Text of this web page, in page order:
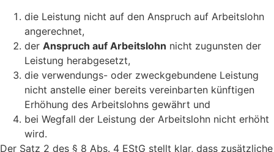
die Leistung nicht auf den Anspruch auf Arbeitslohn
angerechnet,
der Anspruch auf Arbeitslohn nicht zugunsten der
Leistung herabgesetzt,
die verwendungs- oder zweckgebundene Leistung
nicht anstelle einer bereits vereinbarten künftigen
Erhöhung des Arbeitslohns gewährt und
bei Wegfall der Leistung der Arbeitslohn nicht erhöht
wird.
Der Satz 2 des § 8 Abs. 4 EStG stellt klar, dass zusätzliche